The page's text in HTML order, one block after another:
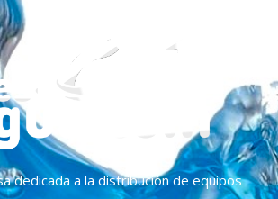
dedicada a la distribución de equipos